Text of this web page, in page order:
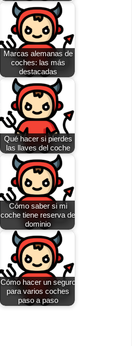
Marcas alemanas de
coches: las más
destacadas
Qué hacer si pierdes
las llaves del coche
Cómo saber si mi
coche tiene reserva de
dominio
Cómo hacer un seguro
para varios coches
paso a paso